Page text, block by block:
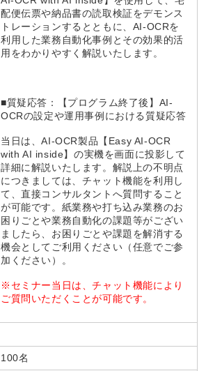
配便伝票や納品書の読取検証をデモンス
トレーションするとともに、AI-OCRを
利用した業務自動化事例とその効果的活
用をわかりやすく解説いたします。
■質疑応答：【プログラム終了後】AI-
OCRの設定や運用事例における質疑応答
当日は、AI-OCR製品【Easy AI-OCR
with AI inside】の実機を画面に投影して
詳細に解説いたします。解説上の不明点
につきましては、チャット機能を利用し
て、直接コンサルタントへ質問すること
が可能です。紙業務や打ち込み業務のお
困りごとや業務自動化の課題等がござい
ましたら、お困りごとや課題を解消する
機会としてご利用ください（任意でご参
加ください）。
※セミナー当日は、チャット機能により
ご質問いただくことが可能です。
100名